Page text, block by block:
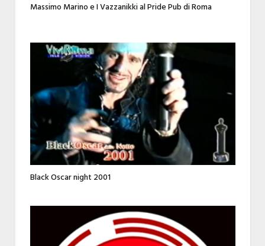
Massimo Marino e I Vazzanikki al Pride Pub di Roma
Black Oscar night 2001